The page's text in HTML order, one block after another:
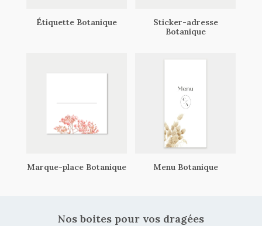
Étiquette Botanique
Sticker-adresse
Botanique
Marque-place Botanique Menu Botanique
Nos boites pour vos dragées